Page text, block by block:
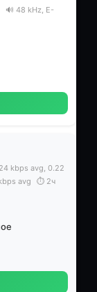
🔊 48 kHz, E-
kbps avg, 0.22
avg
⏱ 2ч